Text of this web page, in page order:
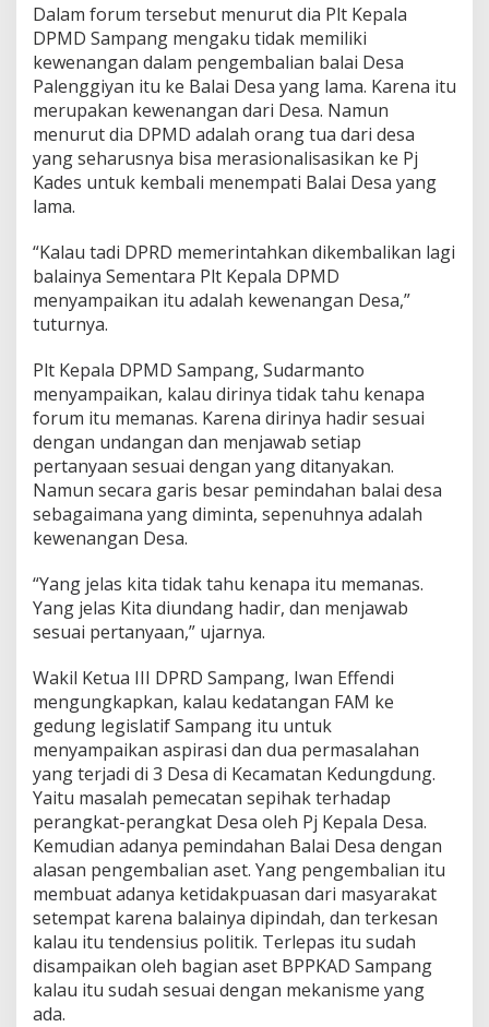
Dalam forum tersebut menurut dia Plt Kepala
DPMD Sampang mengaku tidak memiliki
kewenangan dalam pengembalian balai Desa
Palenggiyan itu ke Balai Desa yang lama. Karena itu
merupakan kewenangan dari Desa. Namun
menurut dia DPMD adalah orang tua dari desa
yang seharusnya bisa merasionalisasikan ke Pj
Kades untuk kembali menempati Balai Desa yang
lama.
“Kalau tadi DPRD memerintahkan dikembalikan lagi
balainya Sementara Plt Kepala DPMD
menyampaikan itu adalah kewenangan Desa,”
tuturnya.
Plt Kepala DPMD Sampang, Sudarmanto
menyampaikan, kalau dirinya tidak tahu kenapa
forum itu memanas. Karena dirinya hadir sesuai
dengan undangan dan menjawab setiap
pertanyaan sesuai dengan yang ditanyakan.
Namun secara garis besar pemindahan balai desa
sebagaimana yang diminta, sepenuhnya adalah
kewenangan Desa.
“Yang jelas kita tidak tahu kenapa itu memanas.
Yang jelas Kita diundang hadir, dan menjawab
sesuai pertanyaan,” ujarnya.
Wakil Ketua III DPRD Sampang, Iwan Effendi
mengungkapkan, kalau kedatangan FAM ke
gedung legislatif Sampang itu untuk
menyampaikan aspirasi dan dua permasalahan
yang terjadi di 3 Desa di Kecamatan Kedungdung.
Yaitu masalah pemecatan sepihak terhadap
perangkat-perangkat Desa oleh Pj Kepala Desa.
Kemudian adanya pemindahan Balai Desa dengan
alasan pengembalian aset. Yang pengembalian itu
membuat adanya ketidakpuasan dari masyarakat
setempat karena balainya dipindah, dan terkesan
kalau itu tendensius politik. Terlepas itu sudah
disampaikan oleh bagian aset BPPKAD Sampang
kalau itu sudah sesuai dengan mekanisme yang
ada.